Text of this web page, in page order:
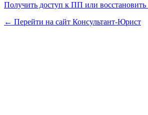
Получить доступ к ПП или восстановить
← Перейти на сайт Консультант-Юрист